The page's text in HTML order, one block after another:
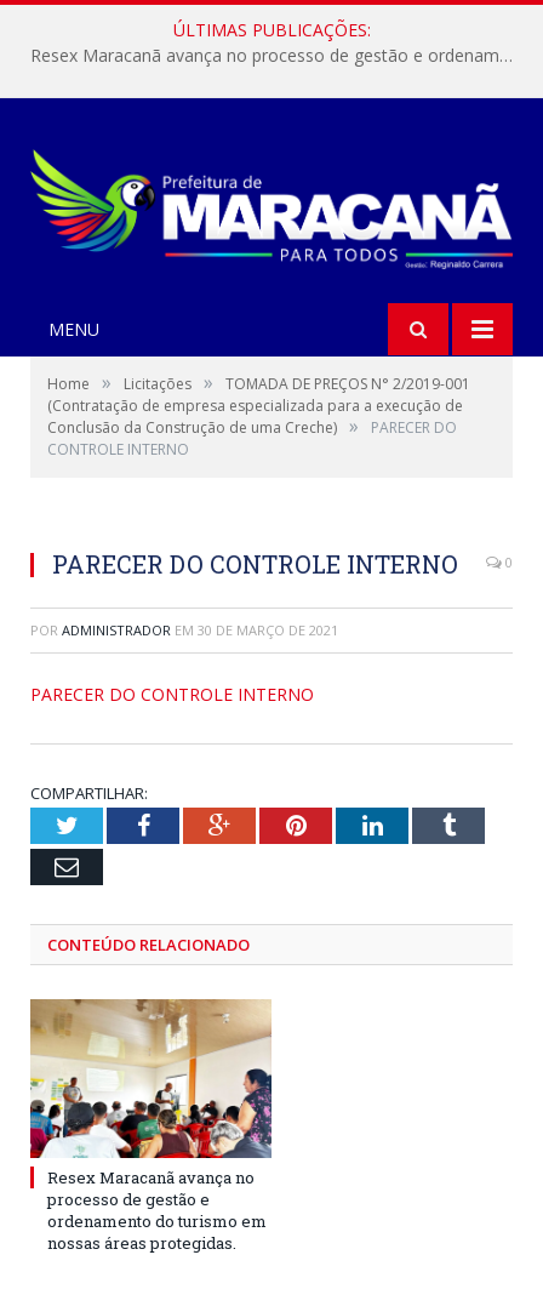
ÚLTIMAS PUBLICAÇÕES:
Resex Maracanã avança no processo de gestão e ordenamento do turismo em nossas áreas protegidas.
MENU
Home » Licitações »
TOMADA DE PREÇOS N° 2/2019-001
(Contratação de empresa especializada para a execução de
Conclusão da Construção de uma Creche) »
PARECER DO
CONTROLE INTERNO
PARECER DO CONTROLE INTERNO 0
POR ADMINISTRADOR EM 30 DE MARÇO DE 2021
PARECER DO CONTROLE INTERNO
COMPARTILHAR:
TwitterFacebookGoogle+PinterestLinkedInTumblr
Email
CONTEÚDO RELACIONADO
Resex Maracanã avança no
processo de gestão e
ordenamento do turismo em
nossas áreas protegidas.